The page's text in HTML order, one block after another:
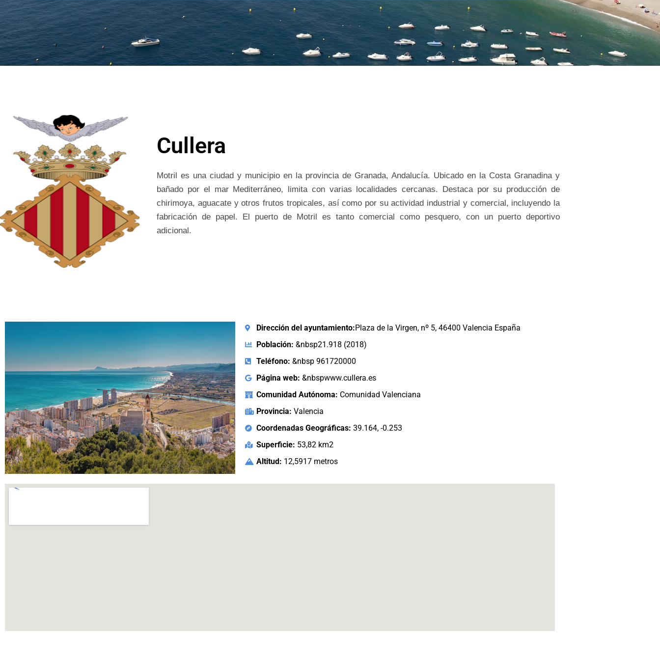
Cullera
Motril es una ciudad y municipio en la provincia de Granada, Andalucía. Ubicado en la Costa Granadina y
bañado por el mar Mediterráneo, limita con varias localidades cercanas. Destaca por su producción de
chirimoya, aguacate y otros frutos tropicales, así como por su actividad industrial y comercial, incluyendo la
fabricación de papel. El puerto de Motril es tanto comercial como pesquero, con un puerto deportivo
adicional.
Dirección del ayuntamiento:Plaza de la Virgen, nº 5, 46400 Valencia España
Población: &nbsp21.918 (2018)
Teléfono: &nbsp 961720000
Página web: &nbspwww.cullera.es
Comunidad Autónoma: Comunidad Valenciana
Provincia: Valencia
Coordenadas Geográficas: 39.164, -0.253
Superficie: 53,82 km2
Altitud: 12,5917 metros